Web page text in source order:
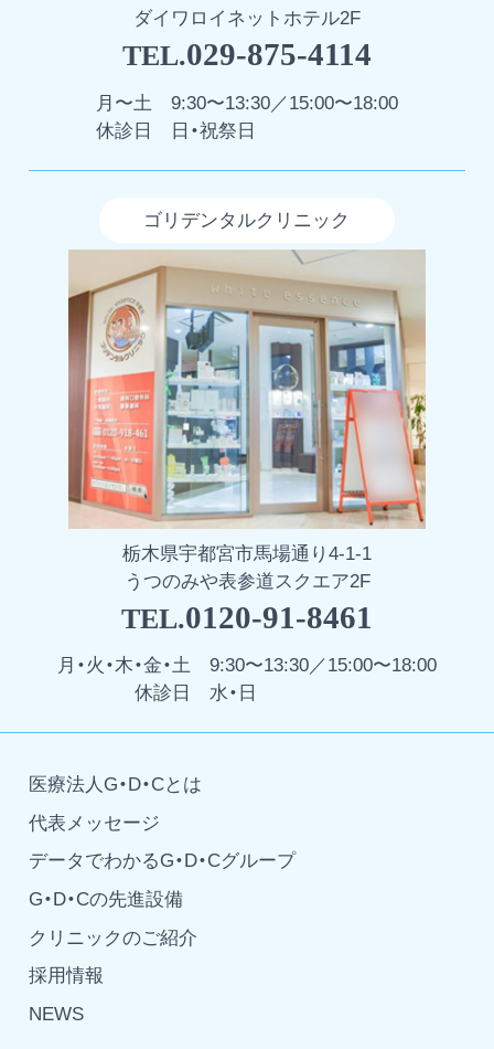
ダイワロイネットホテル2F
TEL.029-875-4114
月〜土
9:30〜13:30／15:00〜18:00
休診日
日・祝祭日
ゴリデンタルクリニック
栃木県宇都宮市馬場通り4-1-1
うつのみや表参道スクエア2F
TEL.0120-91-8461
月・火・木・金・土
9:30〜13:30／15:00〜18:00
休診日
水・日
医療法人G・D・Cとは
代表メッセージ
データでわかるG・D・Cグループ
G・D・Cの先進設備
クリニックのご紹介
採用情報
NEWS